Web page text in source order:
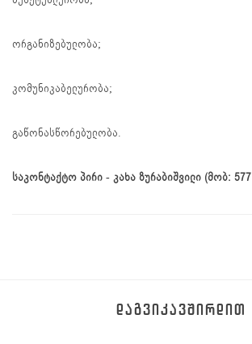
ორგანიზებულობა;
კომუნიკაბელურობა;
გაწონასწორებულობა.
საკონტაქტო პირი - კახა ზურაბიშვილი (მობ: 577
ᲓᲐᲒᲕᲘᲙᲐᲕᲨᲘᲠᲓᲘᲗ